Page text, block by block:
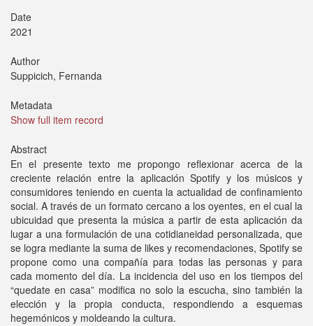
Date
2021
Author
Suppicich, Fernanda
Metadata
Show full item record
Abstract
En el presente texto me propongo reflexionar acerca de la
creciente relación entre la aplicación Spotify y los músicos y
consumidores teniendo en cuenta la actualidad de confinamiento
social. A través de un formato cercano a los oyentes, en el cual la
ubicuidad que presenta la música a partir de esta aplicación da
lugar a una formulación de una cotidianeidad personalizada, que
se logra mediante la suma de likes y recomendaciones, Spotify se
propone como una compañía para todas las personas y para
cada momento del día. La incidencia del uso en los tiempos del
“quedate en casa” modifica no solo la escucha, sino también la
elección y la propia conducta, respondiendo a esquemas
hegemónicos y moldeando la cultura.